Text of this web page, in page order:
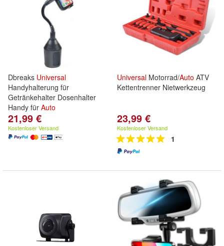
Dbreaks Universal
Handyhalterung für
Getränkehalter Dosenhalter
Handy für Auto
21,99 €
Kostenloser Versand
Universal Motorrad/Auto ATV
Kettentrenner Nietwerkzeug
23,99 €
Kostenloser Versand
1